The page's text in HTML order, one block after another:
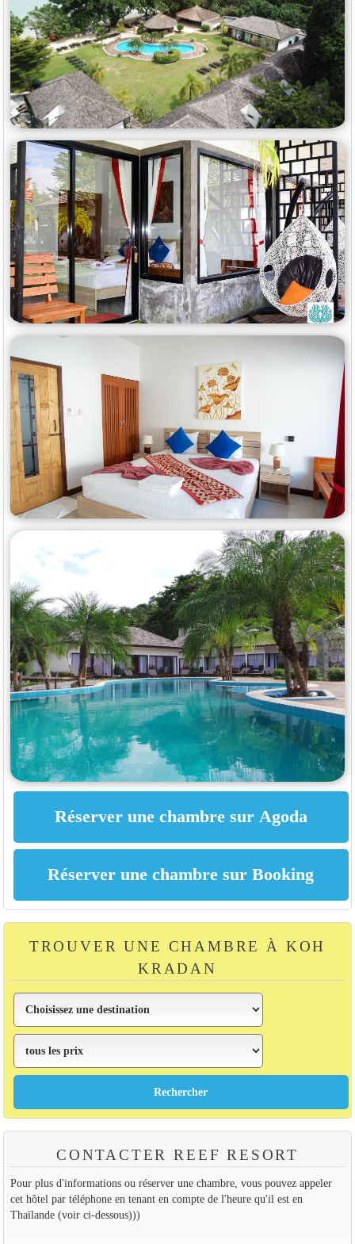
TROUVER UNE CHAMBRE À KOH
KRADAN
CONTACTER REEF RESORT
Pour plus d'informations ou réserver une chambre, vous pouvez appeler
cet hôtel par téléphone en tenant en compte de l'heure qu'il est en
Thaïlande (voir ci-dessous)))